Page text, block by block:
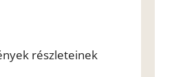
részleteinek